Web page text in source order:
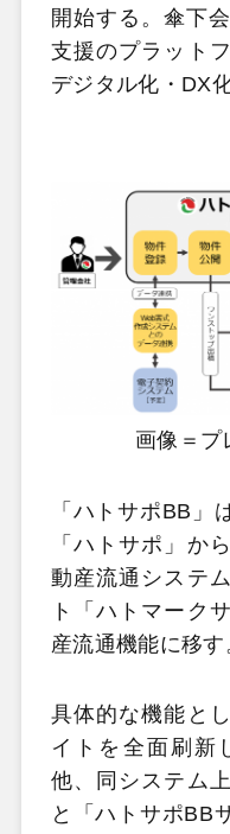
開始する。傘下
支援のプラット
デジタル化・DX
画像＝プ
「ハトサポBB」
「ハトサポ」か
動産流通システ
ト「ハトマーク
産流通機能に移す
具体的な機能と
イトを全面刷新
他、同システム
と「ハトサポBB